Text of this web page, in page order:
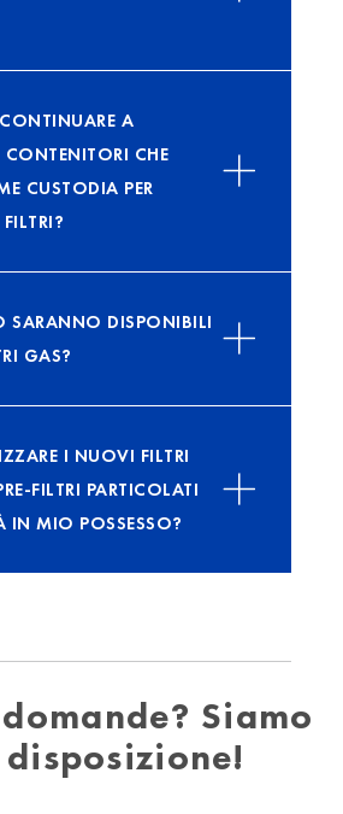
A
CONTENITORI CHE
CUSTODIA PER
SARANNO DISPONIBILI
GAS?
I NUOVI FILTRI
FILTRI PARTICOLATI
IN MIO POSSESSO?
Siamo